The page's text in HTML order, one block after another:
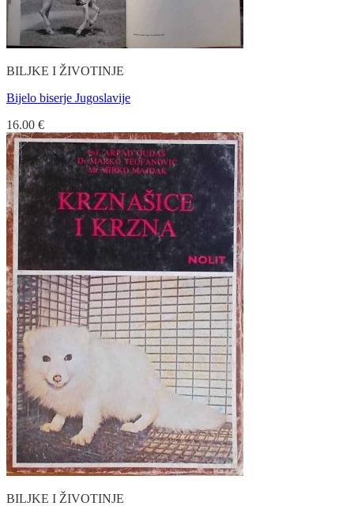
BILJKE I ŽIVOTINJE
Bijelo biserje Jugoslavije
16.00 €
BILJKE I ŽIVOTINJE